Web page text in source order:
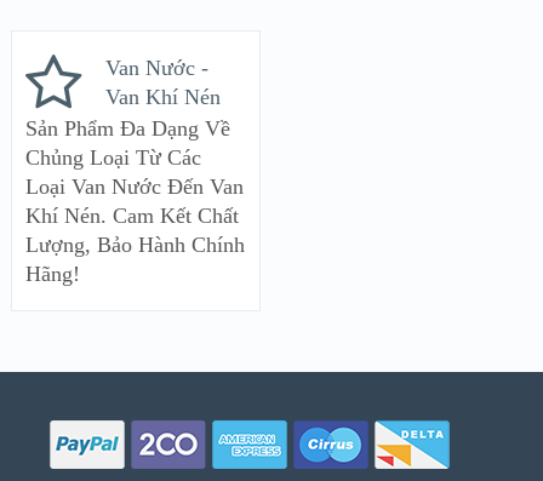
Van Nước -
Van Khí Nén
Sản Phẩm Đa Dạng Về
Chủng Loại Từ Các
Loại Van Nước Đến Van
Khí Nén. Cam Kết Chất
Lượng, Bảo Hành Chính
Hãng!